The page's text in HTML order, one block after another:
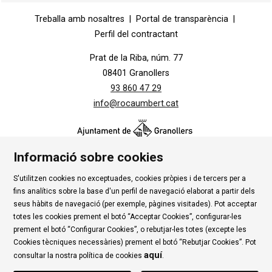
Treballa amb nosaltres
Portal de transparència
Perfil del contractant
Prat de la Riba, núm. 77
08401 Granollers
93 860 47 29
info@rocaumbert.cat
Contacte | Instància Genèrica | Alta Tercers
|
Ús de Cookies
| Política de privadesa | Avís Legal
|
Condicions d'ús Roca Umbert
Link a rssLink a instagramLink a youtubeLink a twitter
Link
Informació sobre cookies
S'utilitzen cookies no exceptuades, cookies pròpies i de tercers per a
fins analítics sobre la base d'un perfil de navegació elaborat a partir dels
seus hàbits de navegació (per exemple, pàgines visitades). Pot acceptar
totes les cookies prement el botó “Acceptar Cookies”, configurar-les
prement el botó “Configurar Cookies”, o rebutjar-les totes (excepte les
Cookies tècniques necessàries) prement el botó “Rebutjar Cookies”. Pot
consultar la nostra política de cookies aquí.